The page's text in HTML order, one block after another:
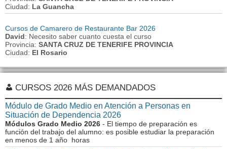
Ciudad: La Guancha
Cursos de Camarero de Restaurante Bar 2026
David: Necesito saber cuanto cuesta el curso
Provincia: SANTA CRUZ DE TENERIFE PROVINCIA
Ciudad: El Rosario
CURSOS 2026 MÁS DEMANDADOS
Módulo de Grado Medio en Atención a Personas en
Situación de Dependencia 2026
Módulos Grado Medio 2026 - El tiempo de preparación es
función del trabajo del alumno: es posible estudiar la preparación
en menos de 1 año horas